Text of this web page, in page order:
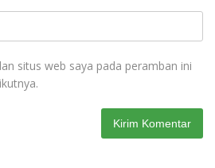
situs web saya pada peramban ini